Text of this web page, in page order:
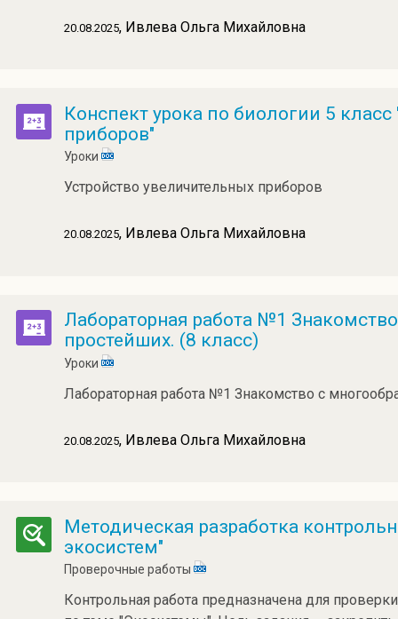
20.08.2025, Ивлева Ольга Михайловна
Конспект урока по биологии 5
приборов"
Уроки
Устройство увеличительных приборов
20.08.2025, Ивлева Ольга Михайловна
Лабораторная работа №1
простейших. (8 класс)
Уроки
Лабораторная работа №1 Знакомство с
20.08.2025, Ивлева Ольга Михайловна
Методическая разработка
экосистем"
Проверочные работы
Контрольная работа предназначена для